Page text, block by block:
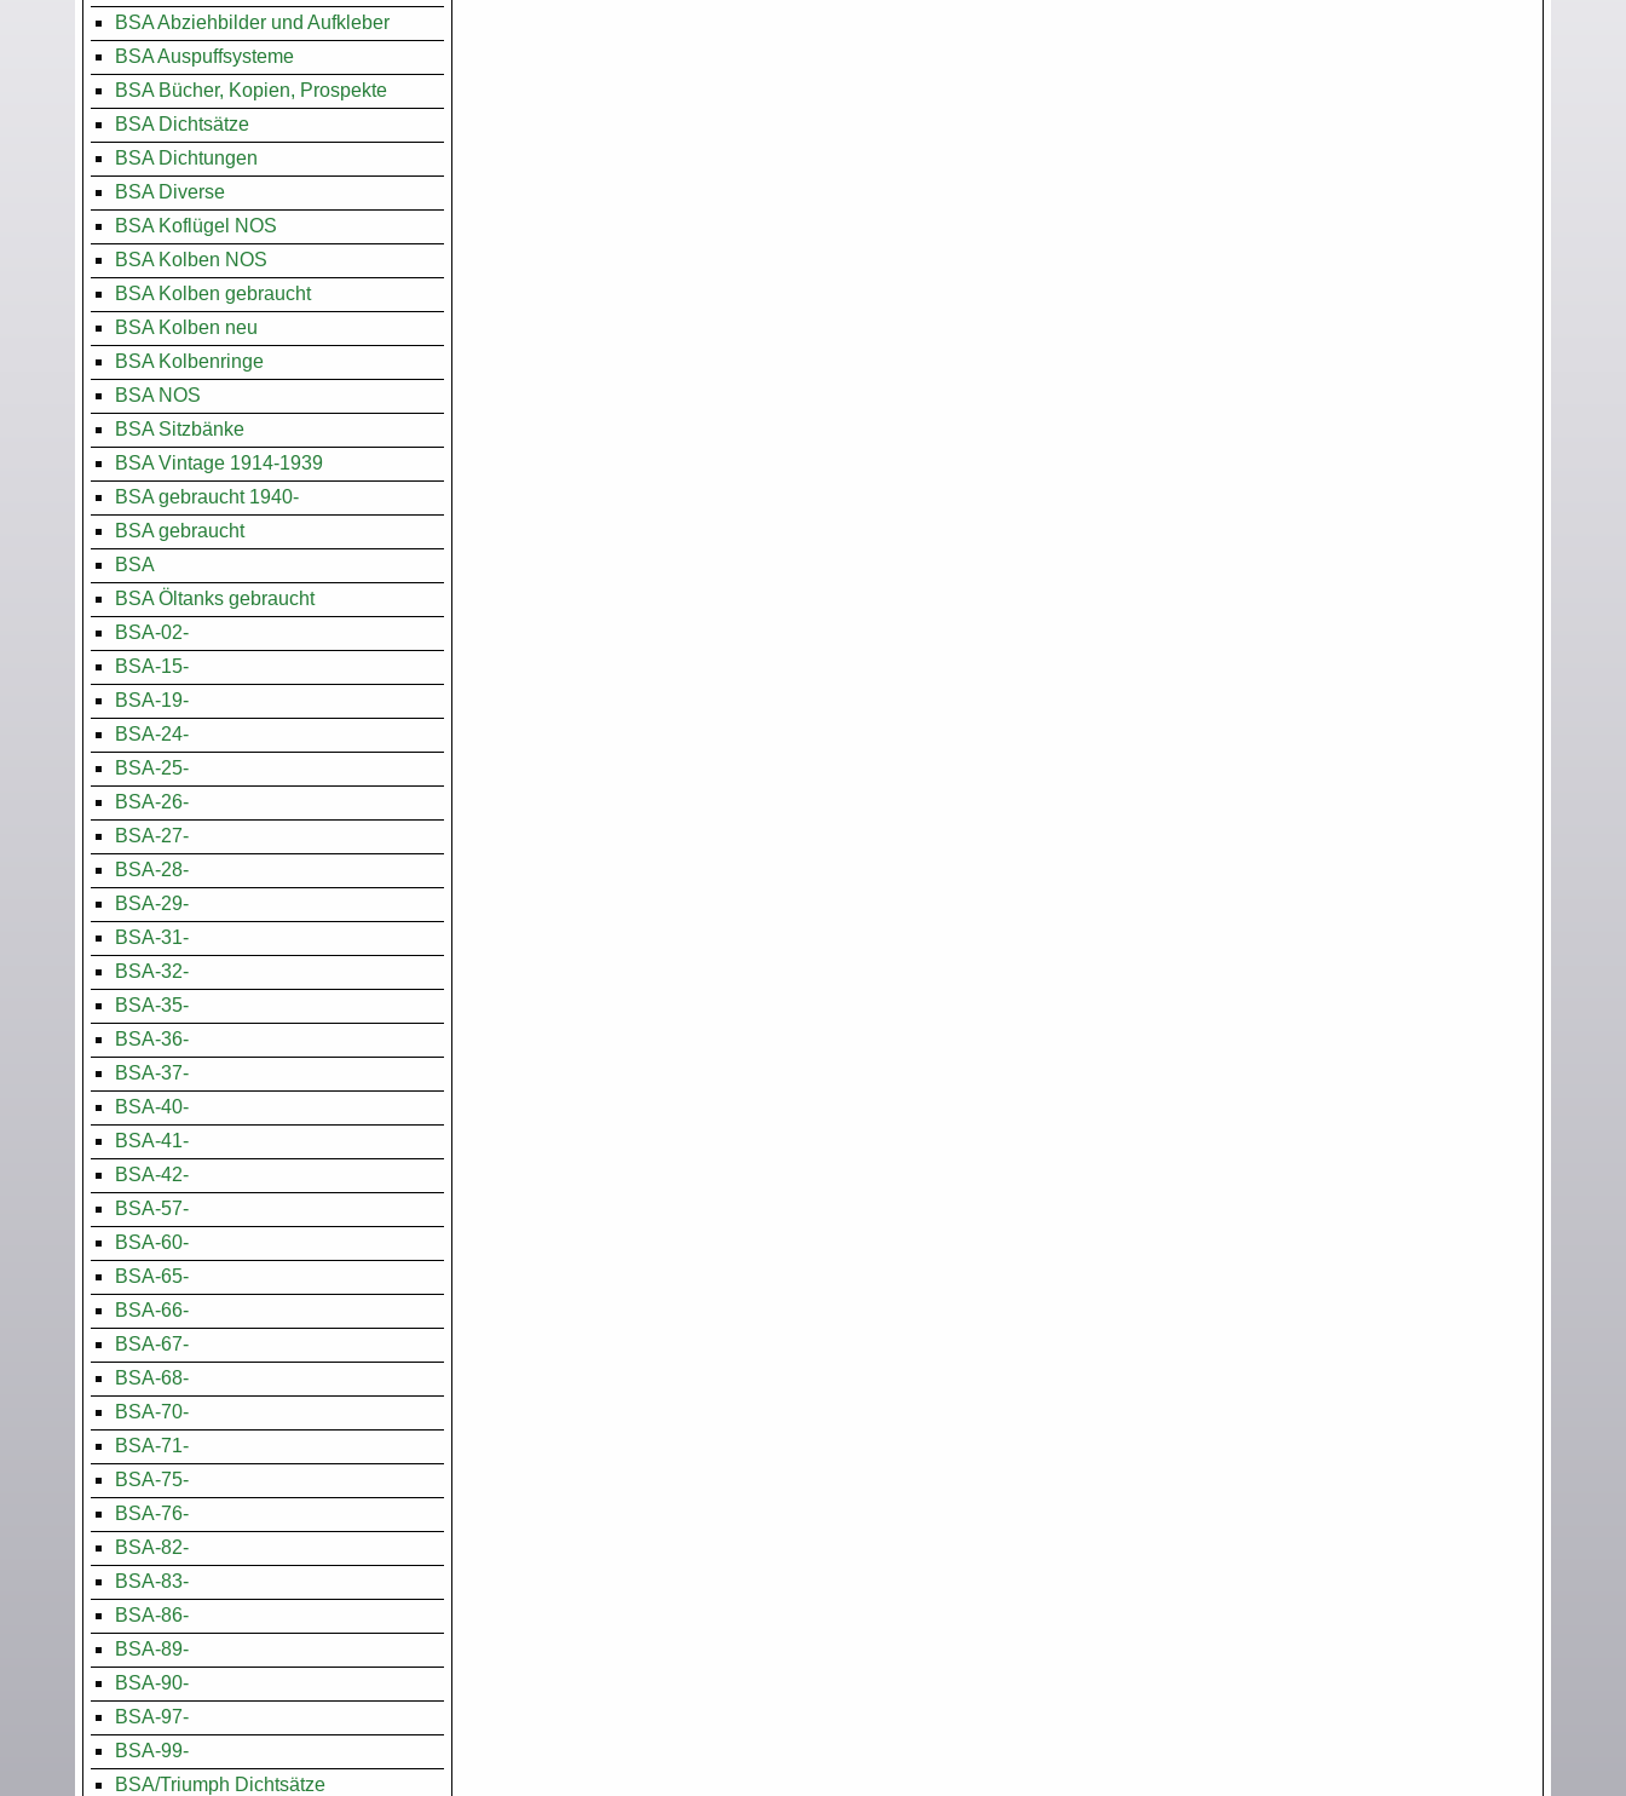
BSA Abziehbilder und Aufkleber
BSA Auspuffsysteme
BSA Bücher, Kopien, Prospekte
BSA Dichtsätze
BSA Dichtungen
BSA Diverse
BSA Koflügel NOS
BSA Kolben NOS
BSA Kolben gebraucht
BSA Kolben neu
BSA Kolbenringe
BSA NOS
BSA Sitzbänke
BSA Vintage 1914-1939
BSA gebraucht 1940-
BSA gebraucht
BSA
BSA Öltanks gebraucht
BSA-02-
BSA-15-
BSA-19-
BSA-24-
BSA-25-
BSA-26-
BSA-27-
BSA-28-
BSA-29-
BSA-31-
BSA-32-
BSA-35-
BSA-36-
BSA-37-
BSA-40-
BSA-41-
BSA-42-
BSA-57-
BSA-60-
BSA-65-
BSA-66-
BSA-67-
BSA-68-
BSA-70-
BSA-71-
BSA-75-
BSA-76-
BSA-82-
BSA-83-
BSA-86-
BSA-89-
BSA-90-
BSA-97-
BSA-99-
BSA/Triumph Dichtsätze